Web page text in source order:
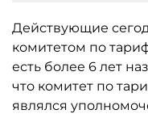
Действующие
комитетом по
есть более 6 лет
что комитет по
являлся